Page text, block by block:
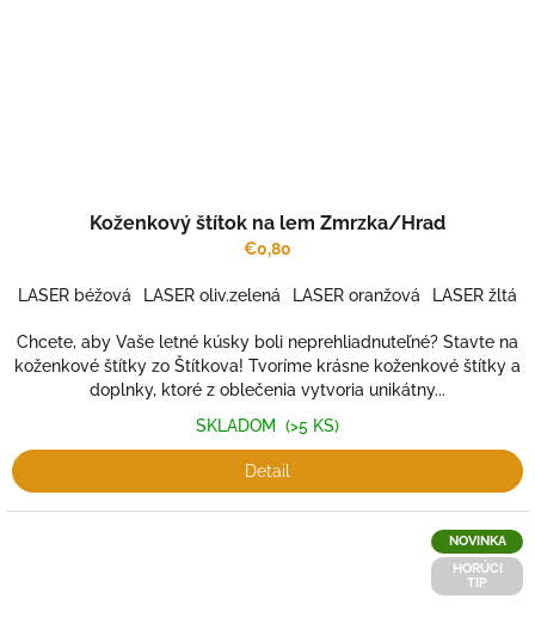
Koženkový štítok na lem Zmrzka/Hrad
€0,80
LASER béžová LASER oliv.zelená LASER oranžová LASER žltá
Chcete, aby Vaše letné kúsky boli neprehliadnuteľné? Stavte na
koženkové štítky zo Štítkova! Tvoríme krásne koženkové štítky a
doplnky, ktoré z oblečenia vytvoria unikátny...
SKLADOM (>5 KS)
Detail
NOVINKA
HORÚCI
TIP